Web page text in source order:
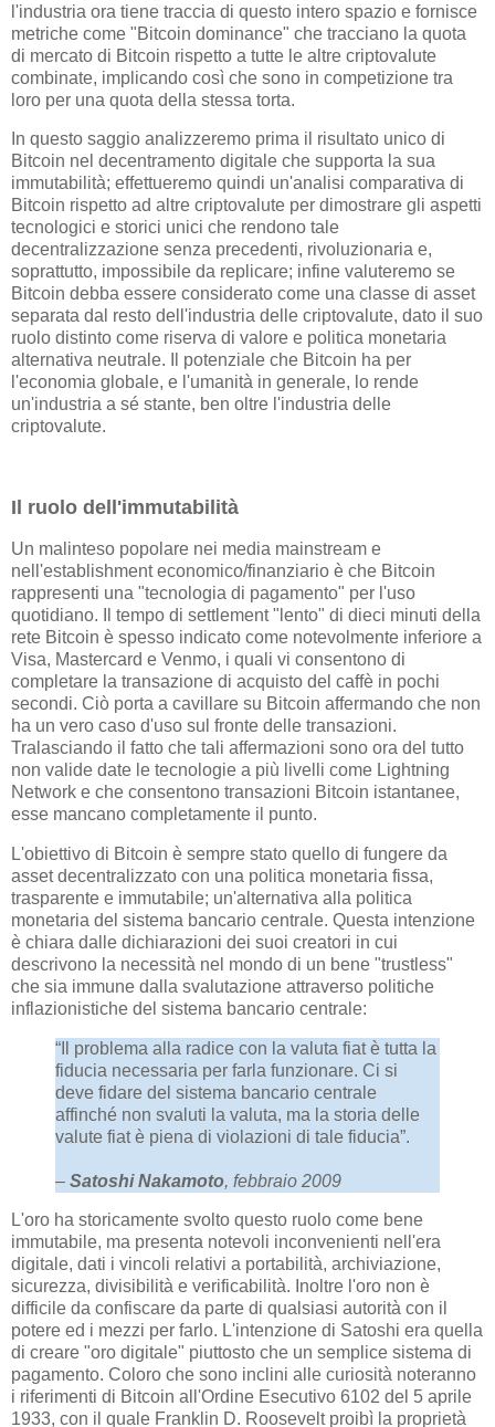
l'industria ora tiene traccia di questo intero spazio e fornisce
metriche come "Bitcoin dominance" che tracciano la quota
di mercato di Bitcoin rispetto a tutte le altre criptovalute
combinate, implicando così che sono in competizione tra
loro per una quota della stessa torta.
In questo saggio analizzeremo prima il risultato unico di
Bitcoin nel decentramento digitale che supporta la sua
immutabilità; effettueremo quindi un'analisi comparativa di
Bitcoin rispetto ad altre criptovalute per dimostrare gli aspetti
tecnologici e storici unici che rendono tale
decentralizzazione senza precedenti, rivoluzionaria e,
soprattutto, impossibile da replicare; infine valuteremo se
Bitcoin debba essere considerato come una classe di asset
separata dal resto dell'industria delle criptovalute, dato il suo
ruolo distinto come riserva di valore e politica monetaria
alternativa neutrale. Il potenziale che Bitcoin ha per
l'economia globale, e l'umanità in generale, lo rende
un'industria a sé stante, ben oltre l'industria delle
criptovalute.
Il ruolo dell'immutabilità
Un malinteso popolare nei media mainstream e
nell'establishment economico/finanziario è che Bitcoin
rappresenti una "tecnologia di pagamento" per l'uso
quotidiano. Il tempo di settlement "lento" di dieci minuti della
rete Bitcoin è spesso indicato come notevolmente inferiore a
Visa, Mastercard e Venmo, i quali vi consentono di
completare la transazione di acquisto del caffè in pochi
secondi. Ciò porta a cavillare su Bitcoin affermando che non
ha un vero caso d'uso sul fronte delle transazioni.
Tralasciando il fatto che tali affermazioni sono ora del tutto
non valide date le tecnologie a più livelli come Lightning
Network e che consentono transazioni Bitcoin istantanee,
esse mancano completamente il punto.
L'obiettivo di Bitcoin è sempre stato quello di fungere da
asset decentralizzato con una politica monetaria fissa,
trasparente e immutabile; un'alternativa alla politica
monetaria del sistema bancario centrale. Questa intenzione
è chiara dalle dichiarazioni dei suoi creatori in cui
descrivono la necessità nel mondo di un bene "trustless"
che sia immune dalla svalutazione attraverso politiche
inflazionistiche del sistema bancario centrale:
“Il problema alla radice con la valuta fiat è tutta la
fiducia necessaria per farla funzionare. Ci si
deve fidare del sistema bancario centrale
affinché non svaluti la valuta, ma la storia delle
valute fiat è piena di violazioni di tale fiducia”.
– Satoshi Nakamoto, febbraio 2009
L'oro ha storicamente svolto questo ruolo come bene
immutabile, ma presenta notevoli inconvenienti nell'era
digitale, dati i vincoli relativi a portabilità, archiviazione,
sicurezza, divisibilità e verificabilità. Inoltre l'oro non è
difficile da confiscare da parte di qualsiasi autorità con il
potere ed i mezzi per farlo. L'intenzione di Satoshi era quella
di creare "oro digitale" piuttosto che un semplice sistema di
pagamento. Coloro che sono inclini alle curiosità noteranno
i riferimenti di Bitcoin all'Ordine Esecutivo 6102 del 5 aprile
1933, con il quale Franklin D. Roosevelt proibì la proprietà